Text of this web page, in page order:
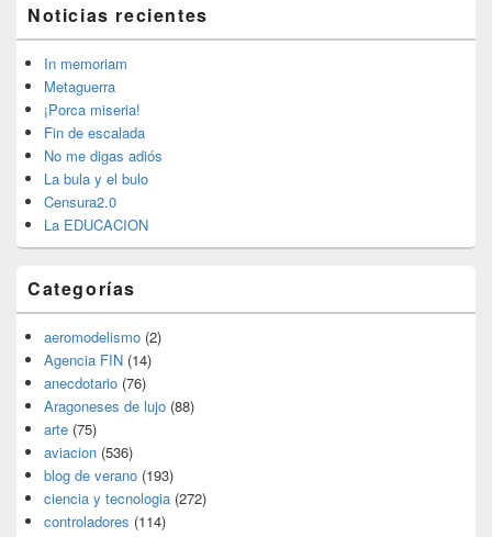
área
de
widget
barra
lateral
primaria
Noticias recientes
In memoriam
Metaguerra
¡Porca miseria!
Fin de escalada
No me digas adiós
La bula y el bulo
Censura2.0
La EDUCACION
Categorías
aeromodelismo (2)
Agencia FIN (14)
anecdotario (76)
Aragoneses de lujo (88)
arte (75)
aviacion (536)
blog de verano (193)
ciencia y tecnologia (272)
controladores (114)